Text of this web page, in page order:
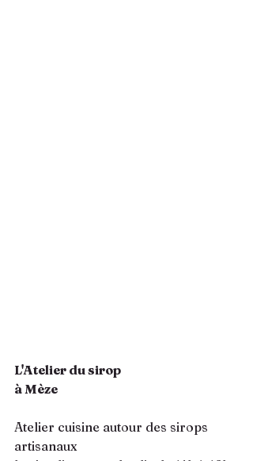
L'Atelier du sirop
à Mèze
Atelier cuisine autour des sirops
artisanaux